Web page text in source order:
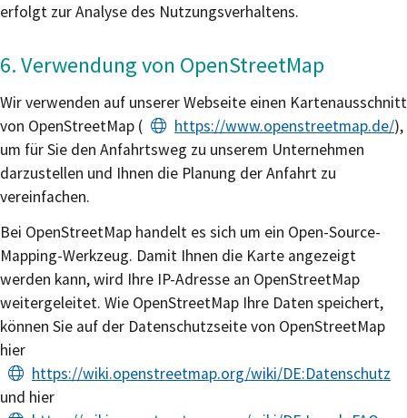
erfolgt zur Analyse des Nutzungsverhaltens.
6. Verwendung von OpenStreetMap
Wir verwenden auf unserer Webseite einen Kartenausschnitt
von OpenStreetMap (
https://www.openstreetmap.de/),
um für Sie den Anfahrtsweg zu unserem Unternehmen
darzustellen und Ihnen die Planung der Anfahrt zu
vereinfachen.
Bei OpenStreetMap handelt es sich um ein Open-Source-
Mapping-Werkzeug. Damit Ihnen die Karte angezeigt
werden kann, wird Ihre IP-Adresse an OpenStreetMap
weitergeleitet. Wie OpenStreetMap Ihre Daten speichert,
können Sie auf der Datenschutzseite von OpenStreetMap
hier
https://wiki.openstreetmap.org/wiki/DE:Datenschutz
und hier